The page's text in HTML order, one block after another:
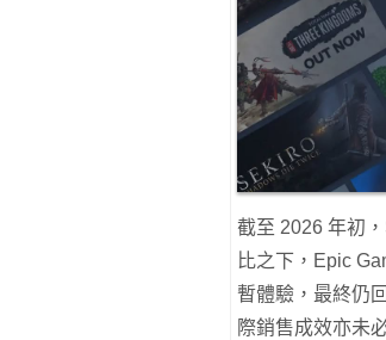
截至 2026 年初
比之下，Epic
暫體驗，最終仍
際銷售成效亦未